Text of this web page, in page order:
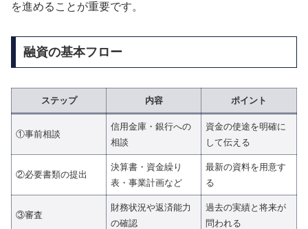
を進めることが重要です。
融資の基本フロー
ステップ 内容 ポイント
①事前相談
信用金庫・銀行への
相談
資金の使途を明確に
して伝える
②必要書類の提出
決算書・資金繰り
表・事業計画など
最新の資料を用意す
る
③審査
財務状況や返済能力
の確認
過去の実績と将来が
問われる